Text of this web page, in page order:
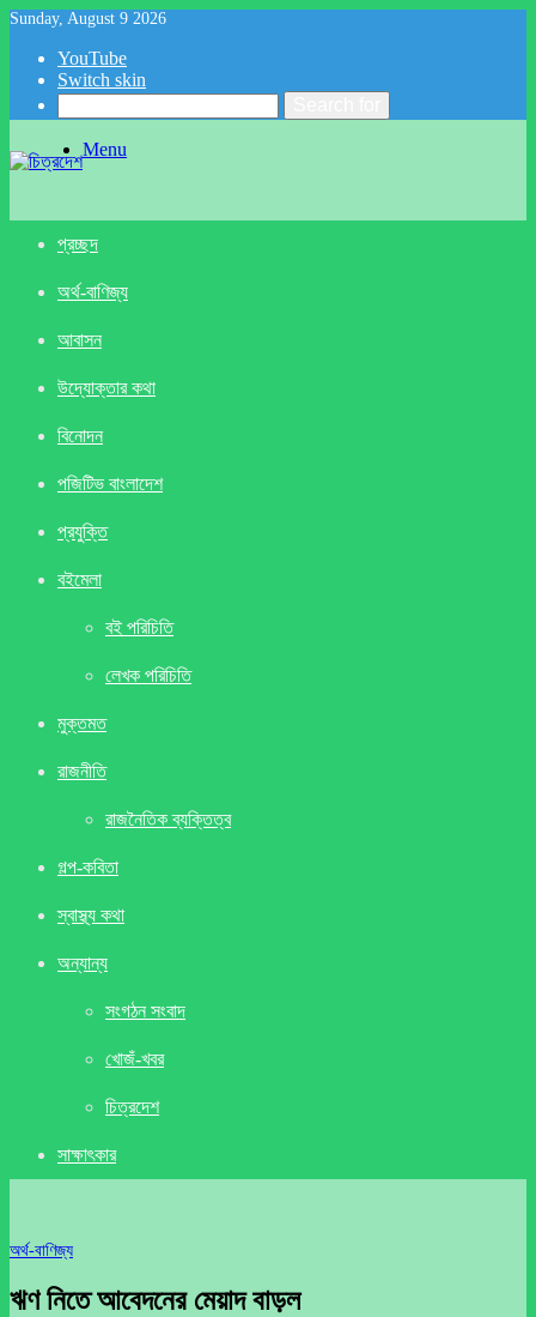
Sunday, August 9 2026
YouTube
Switch skin
Menu
প্রচ্ছদ
অর্থ-বাণিজ্য
আবাসন
উদ্যোক্তার কথা
বিনোদন
পজিটিভ বাংলাদেশ
প্রযুক্তি
বইমেলা
বই পরিচিতি
লেখক পরিচিতি
মুক্তমত
রাজনীতি
রাজনৈতিক ব্যক্তিত্ব
গল্প-কবিতা
স্বাস্থ্য কথা
অন্যান্য
সংগঠন সংবাদ
খােজঁ-খবর
চিত্রদেশ
সাক্ষাৎকার
অর্থ-বাণিজ্য
ঋণ নিতে আবেদনের মেয়াদ বাড়ল